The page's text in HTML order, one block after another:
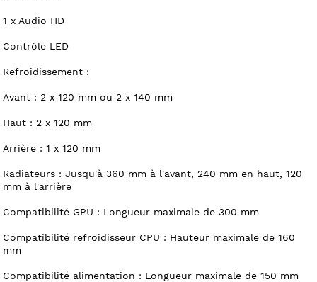
1 x Audio HD
Contrôle LED
Refroidissement :
Avant : 2 x 120 mm ou 2 x 140 mm
Haut : 2 x 120 mm
Arrière : 1 x 120 mm
Radiateurs : Jusqu'à 360 mm à l'avant, 240 mm en haut, 120
mm à l'arrière
Compatibilité GPU : Longueur maximale de 300 mm
Compatibilité refroidisseur CPU : Hauteur maximale de 160
mm
Compatibilité alimentation : Longueur maximale de 150 mm